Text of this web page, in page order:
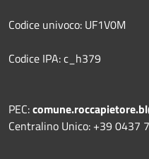
Codice univoco: UF1V0M
Codice IPA: c_h379
PEC:
Centralino Unico: +39 0437